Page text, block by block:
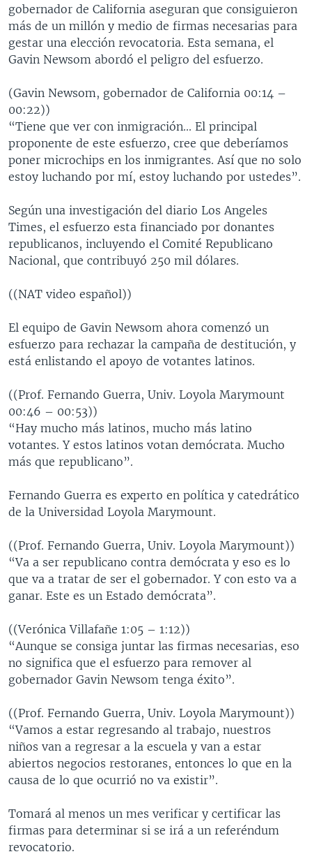
ENTRETENIMIENTO
gobernador de California aseguran que consiguieron
más de un millón y medio de firmas necesarias para
gestar una elección revocatoria. Esta semana, el
Gavin Newsom abordó el peligro del esfuerzo.
(Gavin Newsom, gobernador de California 00:14 –
00:22))
“Tiene que ver con inmigración... El principal
proponente de este esfuerzo, cree que deberíamos
poner microchips en los inmigrantes. Así que no solo
estoy luchando por mí, estoy luchando por ustedes”.
Según una investigación del diario Los Angeles
Times, el esfuerzo esta financiado por donantes
republicanos, incluyendo el Comité Republicano
Nacional, que contribuyó 250 mil dólares.
((NAT video español))
El equipo de Gavin Newsom ahora comenzó un
esfuerzo para rechazar la campaña de destitución, y
está enlistando el apoyo de votantes latinos.
((Prof. Fernando Guerra, Univ. Loyola Marymount
00:46 – 00:53))
“Hay mucho más latinos, mucho más latino
votantes. Y estos latinos votan demócrata. Mucho
más que republicano”.
Fernando Guerra es experto en política y catedrático
de la Universidad Loyola Marymount.
((Prof. Fernando Guerra, Univ. Loyola Marymount))
“Va a ser republicano contra demócrata y eso es lo
que va a tratar de ser el gobernador. Y con esto va a
ganar. Este es un Estado demócrata”.
((Verónica Villafañe 1:05 – 1:12))
“Aunque se consiga juntar las firmas necesarias, eso
no significa que el esfuerzo para remover al
gobernador Gavin Newsom tenga éxito”.
((Prof. Fernando Guerra, Univ. Loyola Marymount))
“Vamos a estar regresando al trabajo, nuestros
niños van a regresar a la escuela y van a estar
abiertos negocios restoranes, entonces lo que en la
causa de lo que ocurrió no va existir”.
Tomará al menos un mes verificar y certificar las
firmas para determinar si se irá a un referéndum
revocatorio.